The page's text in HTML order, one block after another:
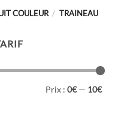
COULEUR / TRAINEAU
Prix : 0€— 10€